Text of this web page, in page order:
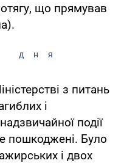
що прямував
дня
з питань
і
події
пошкоджені. Було
і двох